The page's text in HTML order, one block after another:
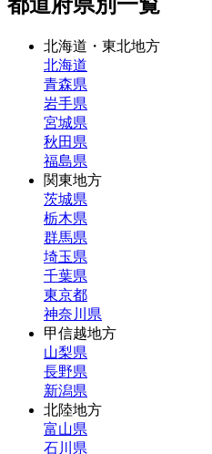
北海道・東北地方
北海道
青森県
岩手県
宮城県
秋田県
福島県
関東地方
茨城県
栃木県
群馬県
埼玉県
千葉県
東京都
神奈川県
甲信越地方
山梨県
長野県
新潟県
北陸地方
富山県
石川県